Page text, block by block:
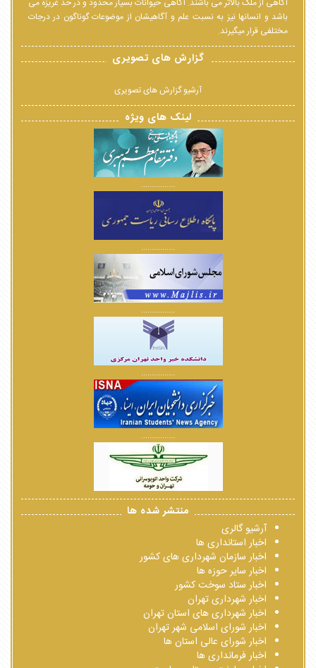
آگاهی از ملک بالاتر می باشند. آگاهی حیوانات بسیار محدود و در حدّ غریزه می
باشد و انسانها نیز به نسبت علم و آگاهیشان از موضوعات گوناگون در درجات
مختلفی قرار میگیرند.
گزارش های تصویری
آرشیو گزارش های تصویری
لینک های ویژه
................
................
................
................
................
منتشر شده ها
آرشیو گالری
اخبار استانداری ها
اخبار سازمان شهرداری های کشور
اخبار سایر حوزه ها
اخبار ستاد سوخت کشور
اخبار شهرداری تهران
اخبار شهرداری های استان تهران
اخبار شورای اسلامی شهر تهران
اخبار شورای عالی استان ها
اخبار فرمانداری ها